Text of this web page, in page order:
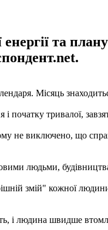
та
Місяць
початку тривалої,
не виключено, що
людьми,
змій" кожної
і людина швидше